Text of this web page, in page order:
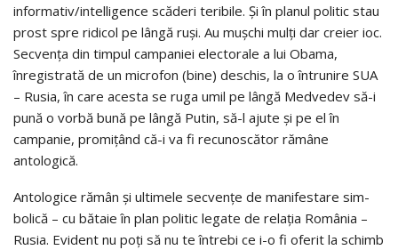
informativ/intelligence scăderi teribile. Și în planul politic stau
prost spre ridicol pe lângă ruși. Au mușchi mulți dar creier ioc.
Secvența din timpul campaniei electorale a lui Obama,
înregistrată de un microfon (bine) deschis, la o întrunire SUA
– Rusia, în care acesta se ruga umil pe lângă Medvedev să-i
pună o vorbă bună pe lângă Putin, să-l ajute și pe el în
campanie, promițând că-i va fi recunoscător rămâne
antologică.
Antologice rămân și ultimele secvențe de manifestare sim­
bolică – cu bătaie în plan politic legate de relația România –
Rusia. Evident nu poți să nu te întrebi ce i-o fi oferit la schimb